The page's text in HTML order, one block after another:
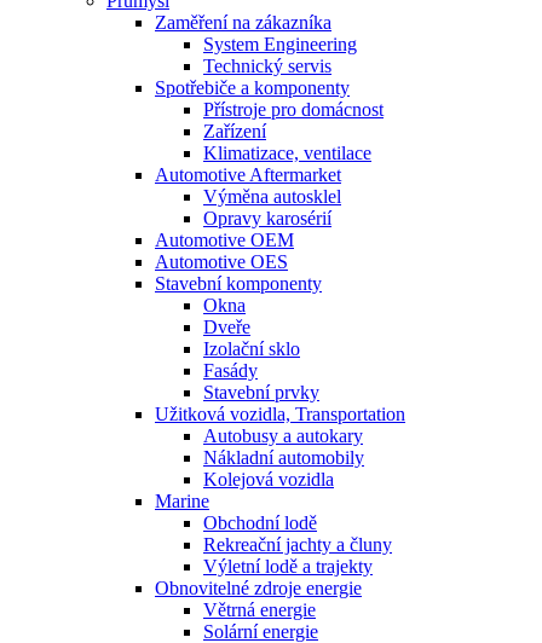
Zaměření na zákazníka
System Engineering
Technický servis
Spotřebiče a komponenty
Přístroje pro domácnost
Zařízení
Klimatizace, ventilace
Automotive Aftermarket
Výměna autosklel
Opravy karosérií
Automotive OEM
Automotive OES
Stavební komponenty
Okna
Dveře
Izolační sklo
Fasády
Stavební prvky
Užitková vozidla, Transportation
Autobusy a autokary
Nákladní automobily
Kolejová vozidla
Marine
Obchodní lodě
Rekreační jachty a čluny
Výletní lodě a trajekty
Obnovitelné zdroje energie
Větrná energie
Solární energie